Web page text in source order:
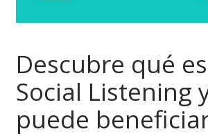
Descubre qué
Social Listening
puede